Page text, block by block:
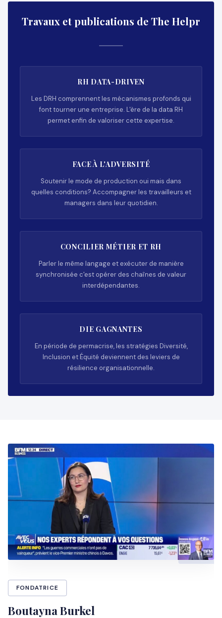
Travaux et publications de The Helpr
RH DATA-DRIVEN
Les DRH comprennent les mécanismes profonds qui
font tourner une entreprise. L'ère de la data RH
permet enfin de valoriser cette expertise.
FACE À L'ADVERSITÉ
Soutenir le mode de production oui mais dans
quelles conditions? Accompagner les travailleurs et
managers dans leur quotidien.
CONCILIER MÉTIER ET RH
Parler le même langage et exécuter de manière
synchronisée c'est opérer des chaînes de valeur
interdépendantes.
DIE GAGNANTES
En période de permacrise, les stratégies Diversité,
Inclusion et Équité deviennent des leviers de
résilience organisationnelle.
FONDATRICE
Boutayna Burkel